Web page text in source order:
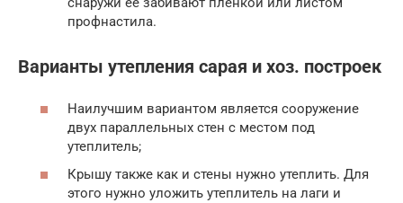
профнастила.
Варианты утепления сарая и хоз. построек
Наилучшим вариантом является сооружение
двух параллельных стен с местом под
утеплитель;
Крышу также как и стены нужно утеплить. Для
этого нужно уложить утеплитель на лаги и